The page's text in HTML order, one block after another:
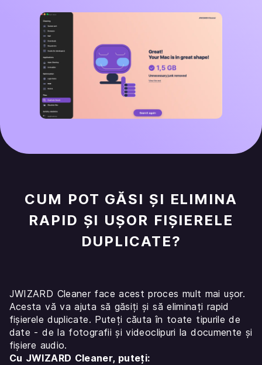
CUM POT GĂSI ȘI ELIMINA
RAPID ȘI UȘOR FIȘIERELE
DUPLICATE?
JWIZARD Cleaner face acest proces mult mai ușor.
Acesta vă va ajuta să găsiți și să eliminați rapid
fișierele duplicate. Puteți căuta în toate tipurile de
date - de la fotografii și videoclipuri la documente și
fișiere audio.
Cu JWIZARD Cleaner, puteți: